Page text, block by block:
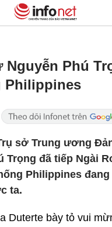
Nguyễn Phú
Philippines
sở Trung ương
Trọng đã tiếp Ngài
Philippines đang
ta.
Duterte bày tỏ vui